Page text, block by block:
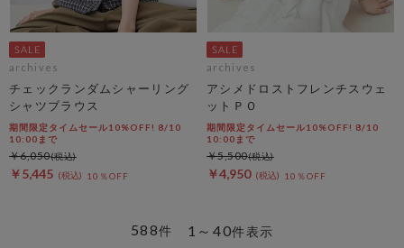
archives
チェックランダムシャーリング
シャツブラウス
期間限定タイムセール10%OFF! 8/10
10:00まで
￥5,445 10％OFF
￥6,050
archives
アシメドロストフレンチスウェ
ットＰＯ
期間限定タイムセール10%OFF! 8/10
10:00まで
￥4,950 10％OFF
￥5,500
1～40件表示
588件